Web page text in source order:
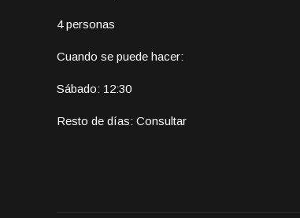
4 personas
Cuando se puede hacer:
Sábado: 12:30
Resto de días: Consultar